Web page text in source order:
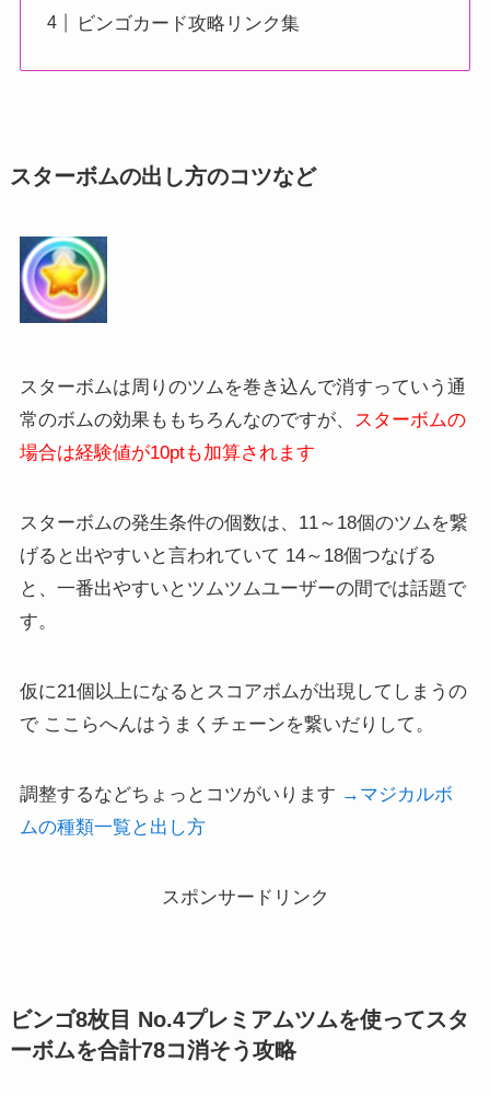
ビンゴカード攻略リンク集
スターボムの出し方のコツなど
スターボムは周りのツムを巻き込んで消すっていう通
常のボムの効果ももちろんなのですが、 スターボムの
場合は経験値が10ptも加算されます
スターボムの発生条件の個数は、11～18個のツムを繋
げると出やすいと言われていて 14～18個つなげる
と、一番出やすいとツムツムユーザーの間では話題で
す。
仮に21個以上になるとスコアボムが出現してしまうの
で ここらへんはうまくチェーンを繋いだりして。
調整するなどちょっとコツがいります →マジカルボ
ムの種類一覧と出し方
スポンサードリンク
ビンゴ8枚目 No.4プレミアムツムを使ってスタ
ーボムを合計78コ消そう攻略